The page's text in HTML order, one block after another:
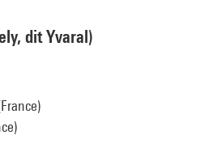
dit Yvaral)